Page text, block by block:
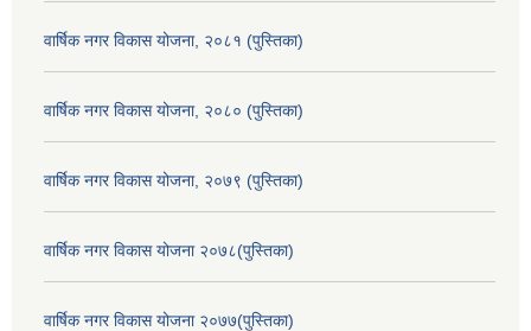
वार्षिक नगर विकास योजना, २०८१ (पुस्तिका)
वार्षिक नगर विकास योजना, २०८० (पुस्तिका)
वार्षिक नगर विकास योजना, २०७९ (पुस्तिका)
वार्षिक नगर विकास योजना २०७८(पुस्तिका)
वार्षिक नगर विकास योजना २०७७(पुस्तिका)